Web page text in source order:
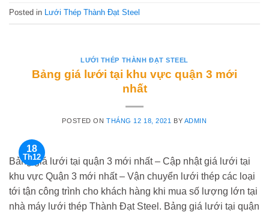
Posted in Lưới Thép Thành Đạt Steel
LƯỚI THÉP THÀNH ĐẠT STEEL
Bảng giá lưới tại khu vực quận 3 mới
nhất
POSTED ON THÁNG 12 18, 2021 BY ADMIN
18
Th12
Bảng giá lưới tại quận 3 mới nhất – Cập nhật giá lưới tại
khu vực Quận 3 mới nhất – Vận chuyển lưới thép các loại
tới tận công trình cho khách hàng khi mua số lượng lớn tại
nhà máy lưới thép Thành Đạt Steel. Bảng giá lưới tại quận